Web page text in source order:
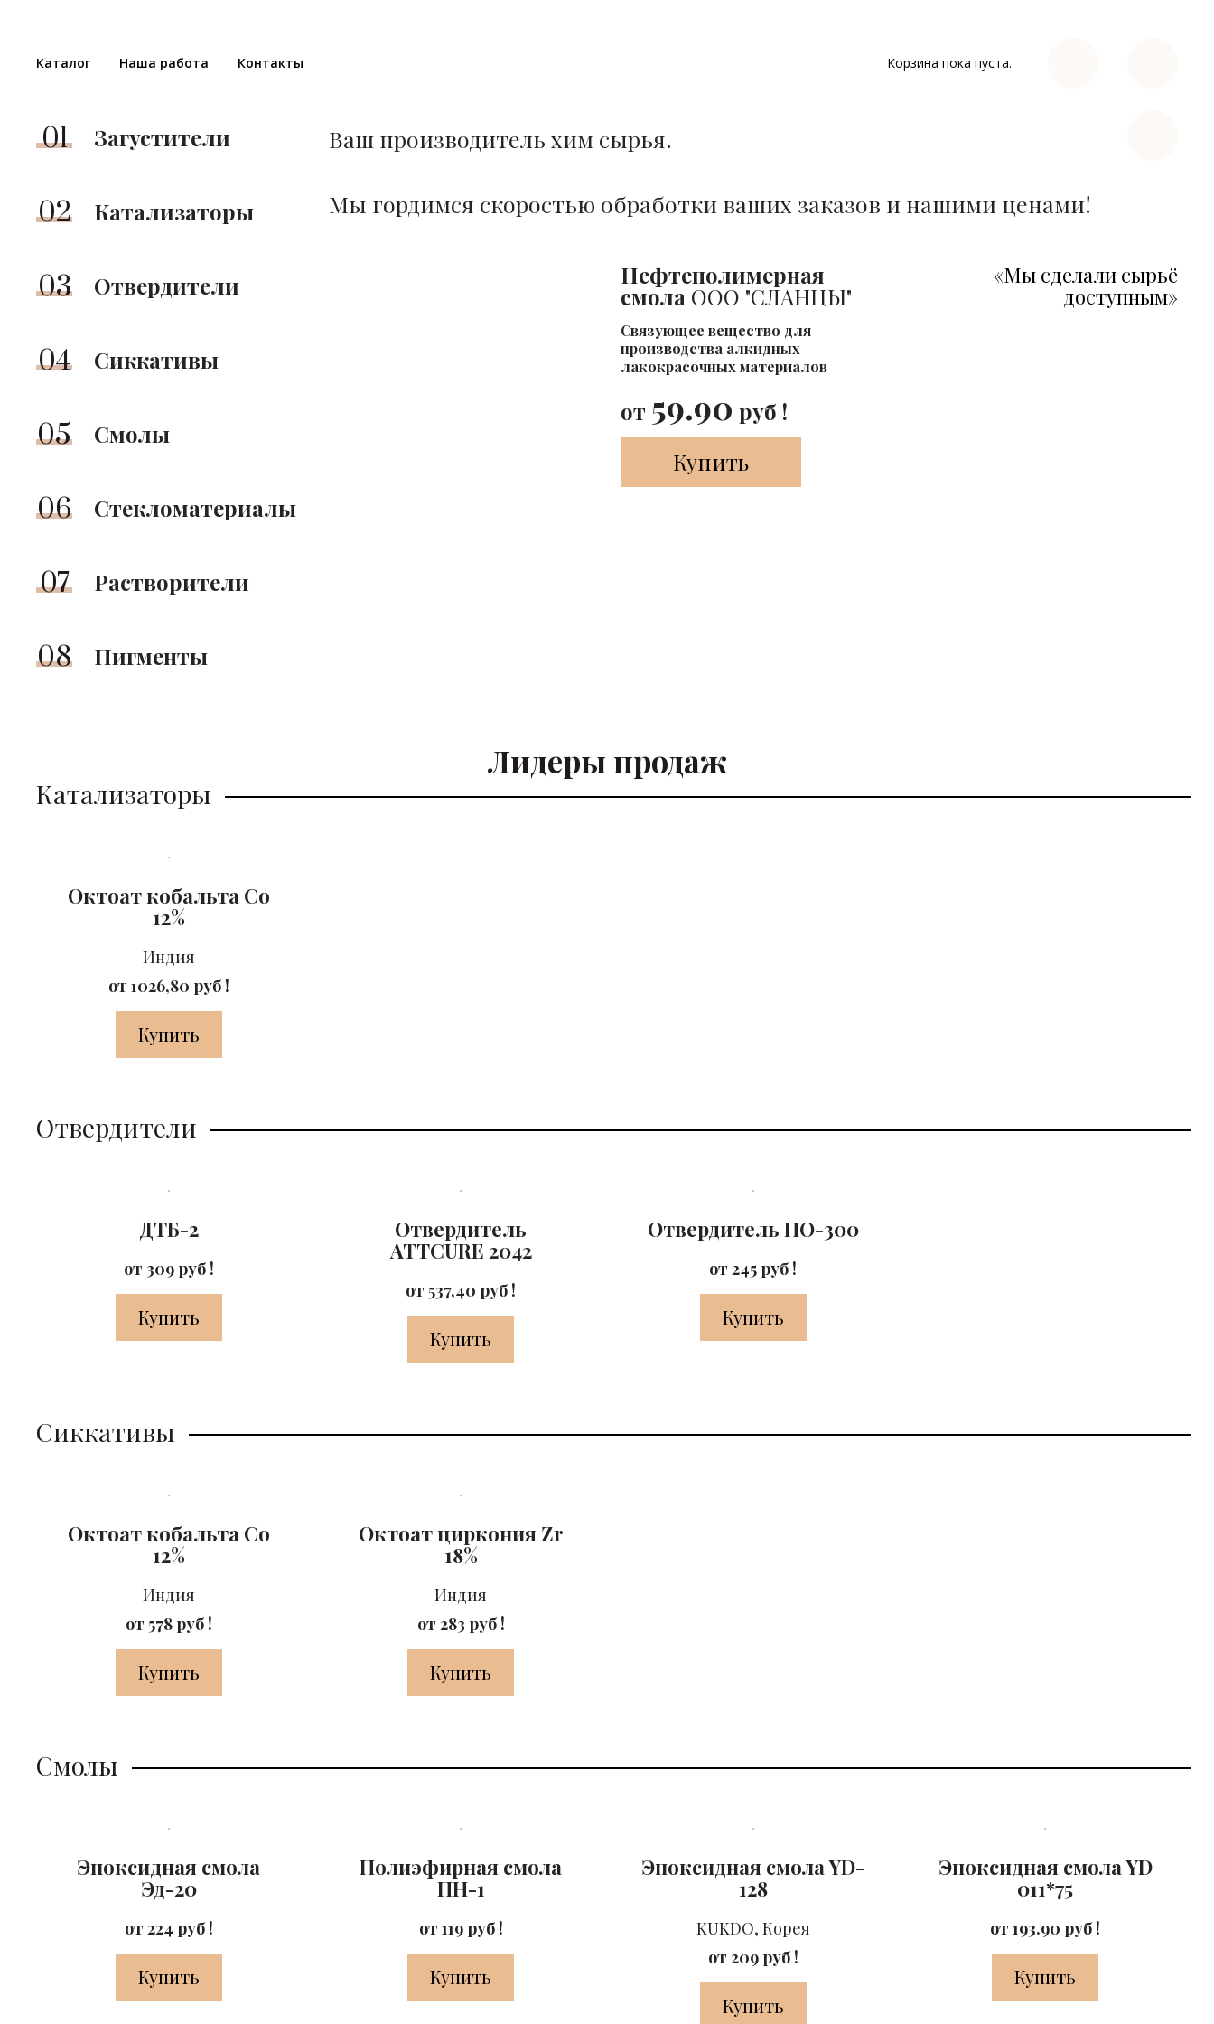
Каталог Наша работа Контакты Корзина пока пуста.
Ваш производитель хим сырья.
Мы гордимся скоростью обработки ваших заказов и нашими ценами!
01 Загустители
02 Катализаторы
03 Отвердители
04 Сиккативы
05 Смолы
06 Стекломатериалы
07 Растворители
08 Пигменты
Нефтеполимерная
смола ООО "СЛАНЦЫ"
Cвязующее вещество для
производства алкидных
лакокрасочных материалов
от 59.90 руб !
Купить
«Мы сделали сырьё
доступным»
Лидеры продаж
Катализаторы
Октоат кобальта Co
12%
Индия
от 1026,80 руб !
Купить
Отвердители
ДТБ-2
от 309 руб !
Купить
Отвердитель
ATTCURE 2042
от 537,40 руб !
Купить
Отвердитель ПО-300
от 245 руб !
Купить
Сиккативы
Октоат кобальта Co
12%
Индия
от 578 руб !
Купить
Октоат циркония Zr
18%
Индия
от 283 руб !
Купить
Смолы
Эпоксидная смола
Эд-20
от 224 руб !
Купить
Полиэфирная смола
ПН-1
от 119 руб !
Купить
Эпоксидная смола YD-
128
KUKDO, Корея
от 209 руб !
Купить
Эпоксидная смола YD
011*75
от 193.90 руб !
Купить